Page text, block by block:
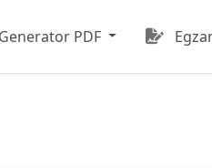
Generator PDF